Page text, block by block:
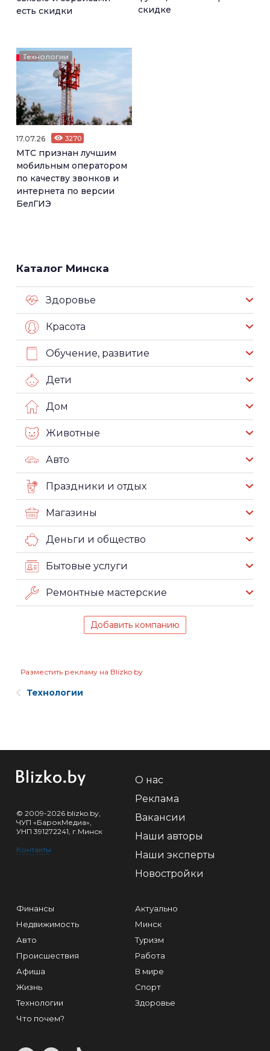
есть скидки
скидке
Технологии
17.07.26 3270
МТС признан лучшим
мобильным оператором
по качеству звонков и
интернета по версии
БелГИЭ
Каталог Минска
Здоровье
Красота
Обучение, развитие
Дети
Дом
Животные
Авто
Праздники и отдых
Магазины
Деньги и общество
Бытовые услуги
Ремонтные мастерские
Добавить компанию
Разместить рекламу на Blizko.by
Технологии
© 2009-2026 blizko.by,
ЧУП «БарокМедиа»,
УНП 391272241, г.Минск
Контакты
О нас
Реклама
Вакансии
Наши авторы
Наши эксперты
Новостройки
Финансы
Недвижимость
Авто
Происшествия
Афиша
Жизнь
Технологии
Что почем?
Актуально
Минск
Туризм
Работа
В мире
Спорт
Здоровье